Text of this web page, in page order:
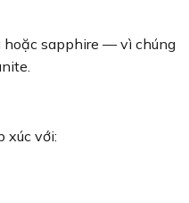
hoặc sapphire — vì chúng
xúc với: